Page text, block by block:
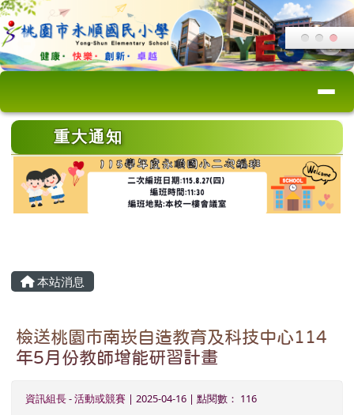
跳至主內容區
桃園市永順國小
導覽列
上中區域內容
重大通知
本站消息
檢送桃園市南崁自造教育及科技中心114
年5月份教師增能研習計畫
資訊組長-活動或競賽 | 2025-04-16 | 點閱數： 116
頁尾區域